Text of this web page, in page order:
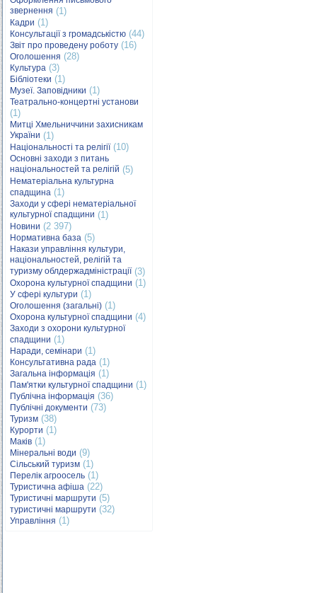
звернення (1)
Кадри (1)
Консультації з громадськістю (44)
Звіт про проведену роботу (16)
Оголошення (28)
Культура (3)
Бібліотеки (1)
Музеї. Заповідники (1)
Театрально-концертні установи
(1)
Митці Хмельниччини захисникам
України (1)
Національності та релігії(10)
Основні заходи з питань
національностей та релігій (5)
Нематеріальна культурна
спадщина (1)
Заходи у сфері нематеріальної
культурної спадщини (1)
Новини (2 397)
Нормативна база (5)
Накази управління культури,
національностей, релігій та
туризму облдержадміністрації(3)
Охорона культурної спадщини (1)
У сфері культури (1)
Оголошення (загальні) (1)
Охорона культурної спадщини (4)
Заходи з охорони культурної
спадщини (1)
Наради, семінари (1)
Консультативна рада (1)
Загальна інформація (1)
Пам'ятки культурної спадщини (1)
Публічна інформація (36)
Публічні документи (73)
Туризм (38)
Курорти (1)
Маків (1)
Мінеральні води (9)
Сільський туризм (1)
Перелік агроосель (1)
Туристична афіша (22)
Туристичні маршрути (5)
туристичні маршрути (32)
Управління (1)